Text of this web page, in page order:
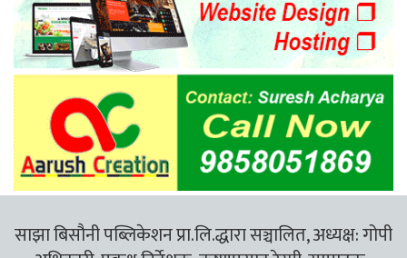
साझा बिसौनी पब्लिकेशन प्रा.लि.द्धारा सञ्चालित, अध्यक्ष: गोपी